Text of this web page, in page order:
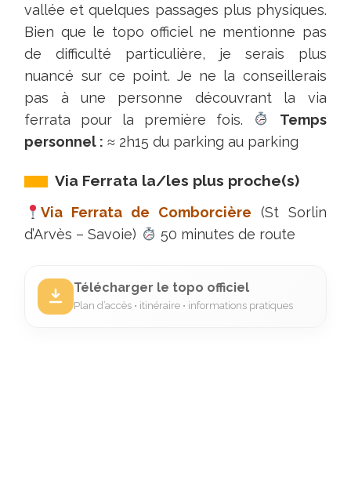
vallée et quelques passages plus physiques.
Bien que le topo officiel ne mentionne pas
de difficulté particulière, je serais plus
nuancé sur ce point. Je ne la conseillerais
pas à une personne découvrant la via
ferrata pour la première fois.
Temps
personnel : ≈ 2h15 du parking au parking
Via Ferrata la/les plus proche(s)
Via Ferrata de Comborcière (St Sorlin
d’Arvès – Savoie)
50 minutes de route
Télécharger le topo officiel
Plan d’accès • itinéraire • informations pratiques